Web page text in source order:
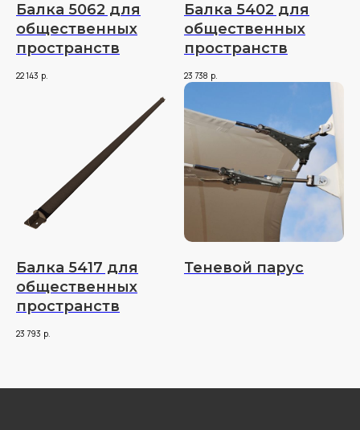
Балка 5062 для
общественных
пространств
22 143 р.
Балка 5402 для
общественных
пространств
23 738 р.
Балка 5417 для
общественных
пространств
23 793 р.
Теневой парус